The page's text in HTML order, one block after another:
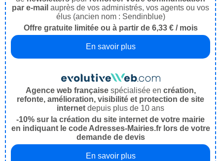
par e-mail auprès de vos administrés, vos agents ou vos
élus (ancien nom : Sendinblue)
Offre gratuite limitée ou à partir de 6,33 € / mois
En savoir plus
Agence web françaisespécialisée en création,
refonte, amélioration, visibilité et protection de site
internet depuis plus de 10 ans
-10% sur la création du site internet de votre mairie
en indiquant le code Adresses-Mairies.fr lors de votre
demande de devis
En savoir plus